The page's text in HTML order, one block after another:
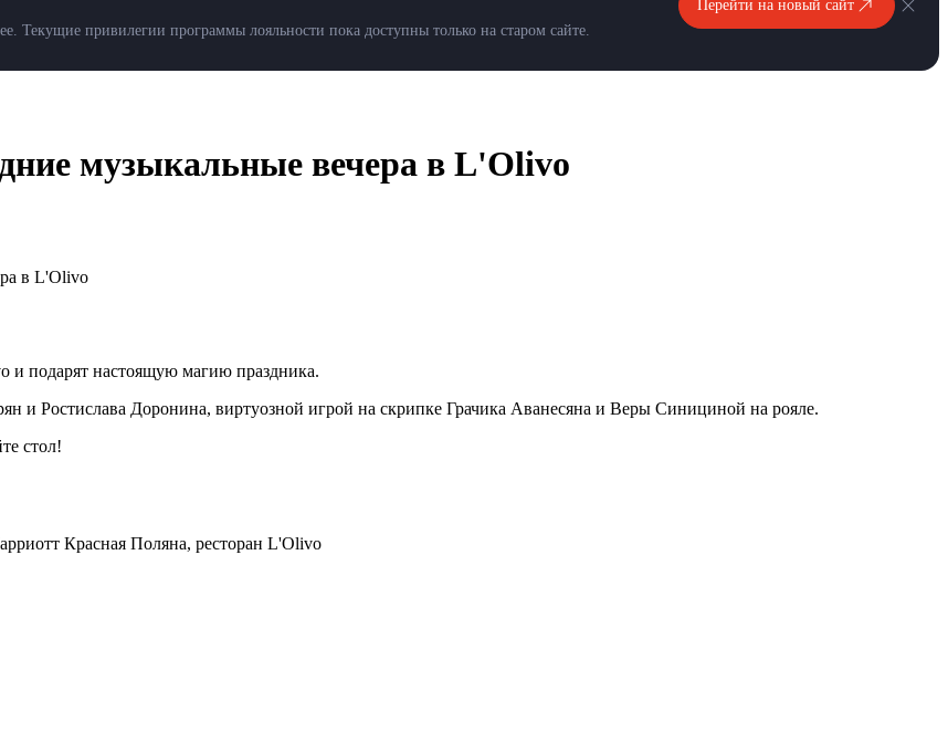
Текущие привилегии программы лояльности пока доступны только на старом сайте.
Перейти на новый сайт
музыкальные вечера в L'Olivo
в L'Olivo
и подарят настоящую магию праздника.
и Ростислава Доронина, виртуозной игрой на скрипке Грачика Аванесяна и Веры Синициной на рояле.
стол!
Красная Поляна, ресторан L'Olivo